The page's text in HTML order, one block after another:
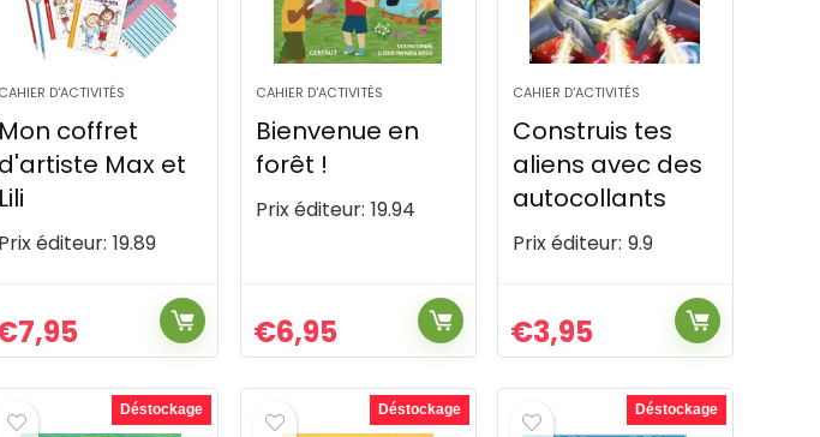
CAHIER D'ACTIVITÉS
Mon coffret
d'artiste Max et
Lili
Prix éditeur: 19.89
7,95
CAHIER D'ACTIVITÉS
Bienvenue en
forêt !
Prix éditeur: 19.94
€6,95
CAHIER D'ACTIVITÉS
Construis tes
aliens avec des
autocollants
Prix éditeur: 9.9
€3,95
Déstockage Déstockage Déstockage